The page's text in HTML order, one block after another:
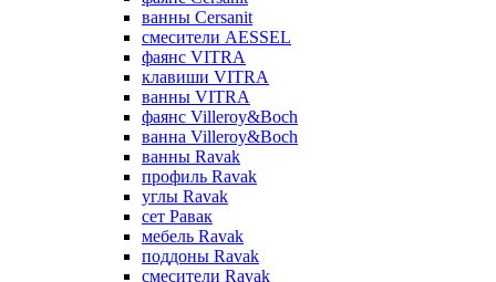
ванны Cersanit
смесители AESSEL
фаянс VITRA
клавиши VITRA
ванны VITRA
фаянс Villeroy&Boch
ванна Villeroy&Boch
ванны Ravak
профиль Ravak
углы Ravak
сет Равак
мебель Ravak
поддоны Ravak
смесители Ravak